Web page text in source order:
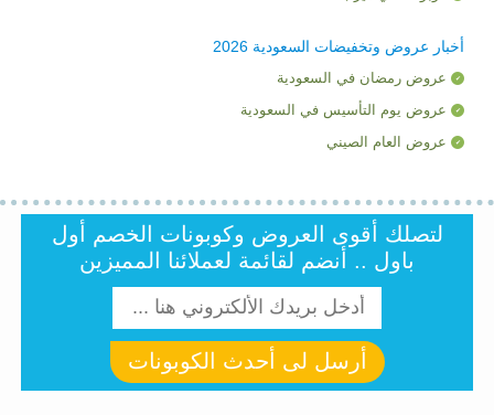
أخبار عروض وتخفيضات السعودية 2026
عروض رمضان في السعودية
عروض يوم التأسيس في السعودية
عروض العام الصيني
لتصلك أقوى العروض وكوبونات الخصم أول
باول .. أنضم لقائمة لعملائنا المميزين
أرسل لى أحدث الكوبونات